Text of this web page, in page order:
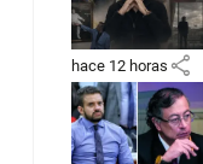
hace 12 horas share